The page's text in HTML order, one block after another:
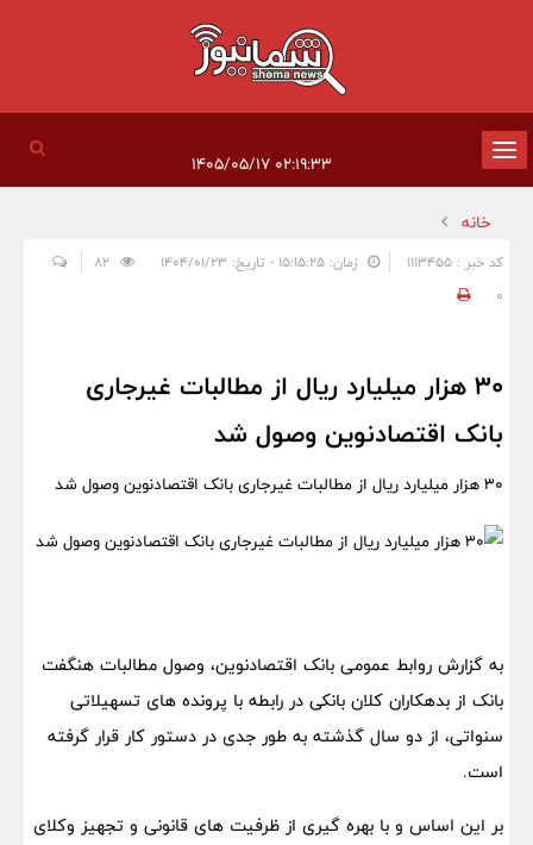
تغییر
وضعیت
ناوبری
خانه
کد خبر : 1113455 زمان: ۱۵:۱۵:۲۵ - تاریخ: ۱۴۰۴/۰۱/۲۳
0
30 هزار میلیارد ریال از مطالبات غیرجاری
بانک اقتصادنوین وصول شد
30 هزار میلیارد ریال از مطالبات غیرجاری بانک اقتصادنوین وصول شد
به گزارش روابط عمومی بانک اقتصادنوین، وصول مطالبات هنگفت
بانک از بدهکاران کلان بانکی در رابطه با پرونده های تسهیلاتی
سنواتی، از دو سال گذشته به طور جدی در دستور کار قرار گرفته
است.
بر این اساس و با بهره گیری از ظرفیت های قانونی و تجهیز وکلای